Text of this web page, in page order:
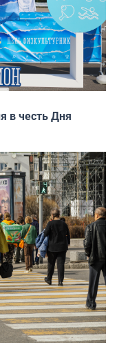
в честь Дня